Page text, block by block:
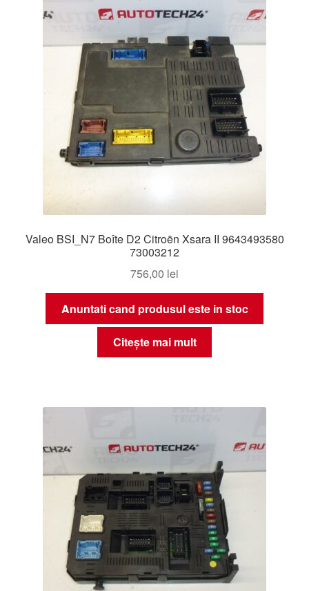
Valeo BSI_N7 Boîte D2 Citroën Xsara II 9643493580
73003212
756,00 lei
Anuntati cand produsul este in stoc
Citește mai mult